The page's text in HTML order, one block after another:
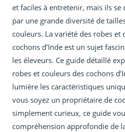
et faciles à entretenir, mais ils
par une grande diversité de
couleurs. La variété des robes et
cochons d’Inde est un sujet
les éleveurs. Ce guide détaillé
robes et couleurs des cochons
lumière les caractéristiques
vous soyez un propriétaire de
simplement curieux, ce guide
compréhension approfondie de